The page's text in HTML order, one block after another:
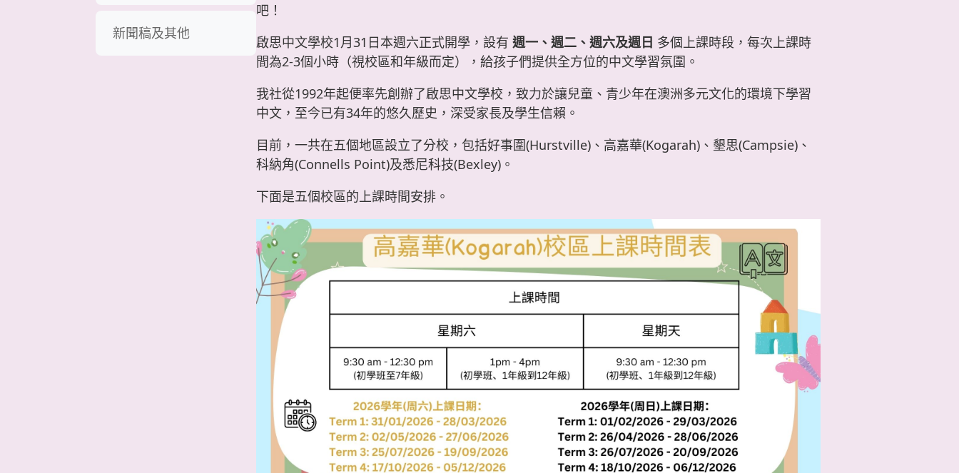
新聞稿及其他
吧！
啟思中文學校1月31日本週六正式開學，設有 週一、週二、週六及週日 多個上課時段，每次上課時
間為2-3個小時（視校區和年級而定），給孩子們提供全方位的中文學習氛圍。
我社從1992年起便率先創辦了啟思中文學校，致力於讓兒童、青少年在澳洲多元文化的環境下學習
中文，至今已有34年的悠久歷史，深受家長及學生信賴。
目前，一共在五個地區設立了分校，包括好事圍(Hurstville)、高嘉華(Kogarah)、墾思(Campsie)、
科納角(Connells Point)及悉尼科技(Bexley)。
下面是五個校區的上課時間安排。